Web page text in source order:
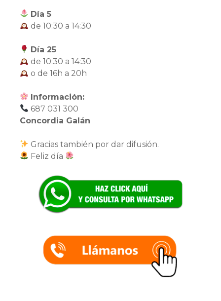
Día 5
de 10:30 a 14:30
Día 25
de 10:30 a 14:30
o de 16h a 20h
Información:
687 031 300
Concordia Galán
Gracias también por dar difusión.
Feliz día